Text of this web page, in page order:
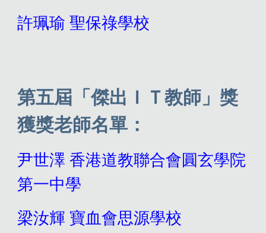
許珮瑜聖保祿學校
第五屆「傑出ＩＴ教師」獎
獲獎老師名單：
尹世澤香港道教聯合會圓玄學院
第一中學
梁汝輝 寶血會思源學校